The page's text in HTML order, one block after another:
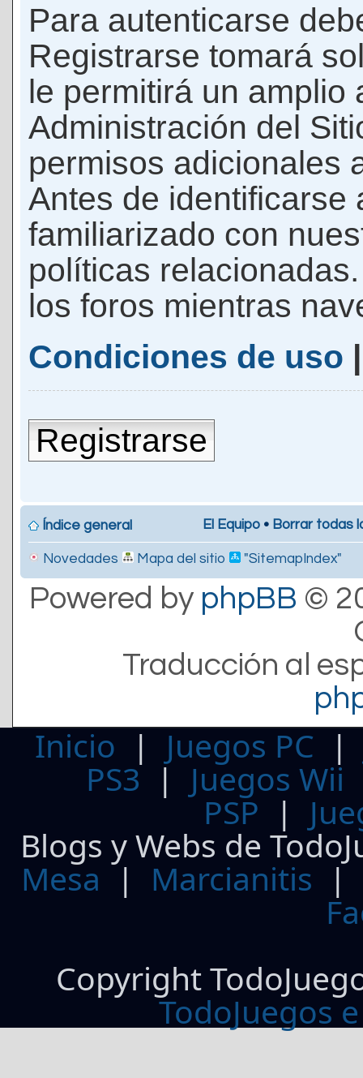
Para autenticarse
Registrarse tomará
le permitirá un amplio
Administración del
permisos adicionales
Antes de identificarse
familiarizado con
políticas
los foros mientras
Condiciones de uso
Registrarse
Índice general El Equipo • Borrar todas
Novedades Mapa del sitio "SitemapIndex"
Powered by phpBB ©
Traducción al
Inicio | Juegos PC
PS3| Juegos Wii
PSP |
Blogs y Webs de
Mesa | Marcianitis |
Copyright
TodoJuegos